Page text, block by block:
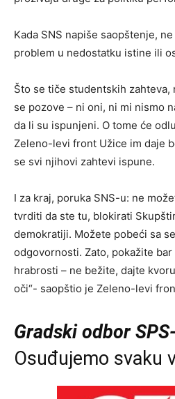
Kada SNS napiše saopštenje,
problem u nedostatku istine ili
Što se tiče studentskih zahteva,
se pozove – ni oni, ni mi nismo
da li su ispunjeni. O tome će
Zeleno-levi front Užice im daje
se svi njihovi zahtevi ispune.
I za kraj, poruka SNS-u: ne
tvrditi da ste tu, blokirati
demokratiji. Možete pobeći sa
odgovornosti. Zato, pokažite
hrabrosti – ne bežite, dajte
oči“- saopštio je Zeleno-levi
Gradski odbor
Osuđujemo svaku